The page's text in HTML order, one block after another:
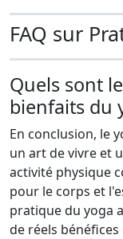
FAQ sur
Quels sont
bienfaits du
En conclusion, le
un art de vivre et
activité physique
pour le corps et
pratique du yoga
de réels bénéfices